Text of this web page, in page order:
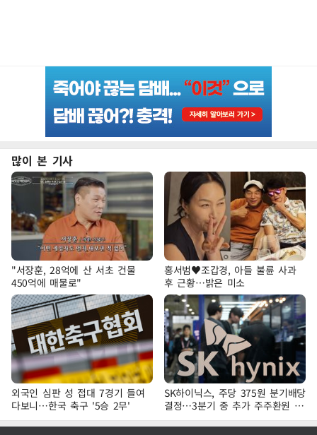
많이 본 기사
"서장훈, 28억에 산 서초 건물
450억에 매물로"
홍서범♥조갑경, 아들 불륜 사과
후 근황…밝은 미소
외국인 심판 성 접대 7경기 들여
다보니…한국 축구 '5승 2무'
SK하이닉스, 주당 375원 분기배당
결정…3분기 중 추가 주주환원 발
표